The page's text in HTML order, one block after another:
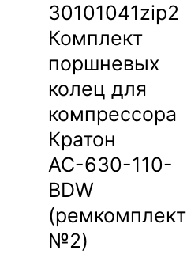
30101041zip2
Комплект
поршневых
колец для
компрессора
Кратон
АС-630-110-
BDW
(ремкомплект
№2)